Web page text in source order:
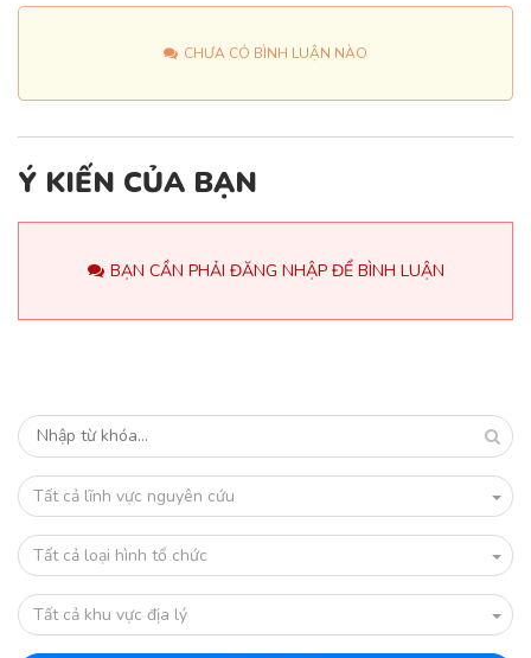
CHƯA CÓ BÌNH LUẬN NÀO
Ý KIẾN CỦA BẠN
BẠN CẦN PHẢI ĐĂNG NHẬP ĐỂ BÌNH LUẬN
Tất cả lĩnh vực nguyên cứu
Tất cả loại hình tổ chức
Tất cả khu vực địa lý